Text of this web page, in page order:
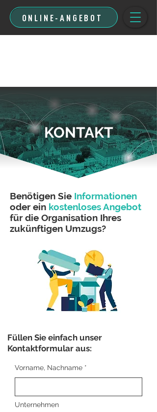
ONLINE-ANGEBOT
KONTAKT
Benötigen Sie Informationen
oder ein kostenloses Angebot
für die Organisation Ihres
zukünftigen Umzugs?
Füllen Sie einfach unser
Kontaktformular aus:
Vorname, Nachname
Unternehmen